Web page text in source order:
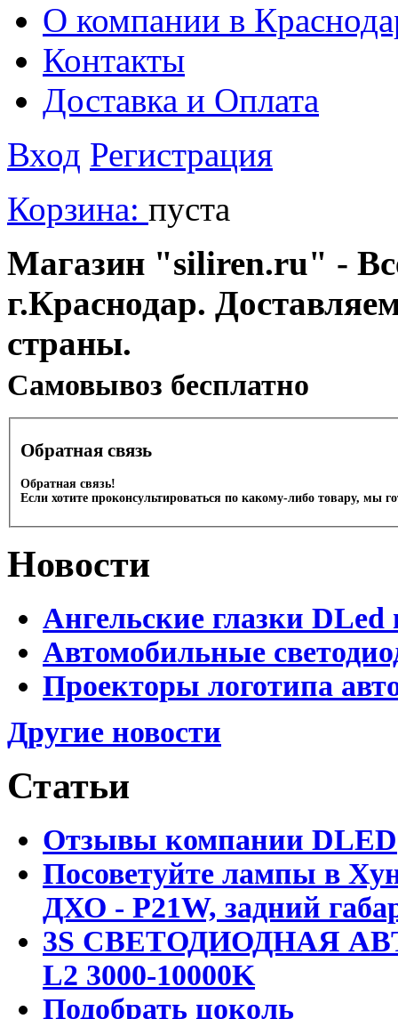
О компании в
Контакты
Доставка и Оплата
Вход Регистрация
Корзина: пуста
Магазин "siliren.ru" -
г.Краснодар.
страны.
Cамовывоз бесплатно
Обратная связь
Обратная связь!
Если хотите проконсультироваться по какому-либо товару, мы
Новости
Ангельские глазки DLed
Автомобильные
Проекторы логотипа
Другие новости
Статьи
Отзывы компании DLED
Посоветуйте лампы в
ДХО - P21W, задний
3S СВЕТОДИОДНАЯ
L2 3000-10000K
Подобрать цоколь